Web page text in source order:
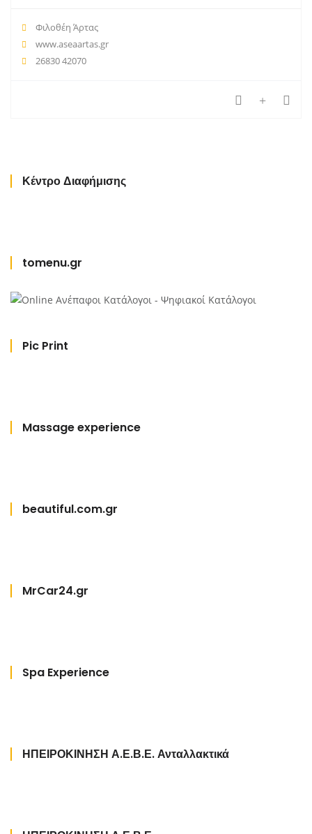
Φιλοθέη Άρτας
www.aseaartas.gr
26830 42070
Κέντρο Διαφήμισης
tomenu.gr
Pic Print
Massage experience
beautiful.com.gr
MrCar24.gr
Spa Experience
ΗΠΕΙΡΟΚΙΝΗΣΗ Α.Ε.Β.Ε. Ανταλλακτικά